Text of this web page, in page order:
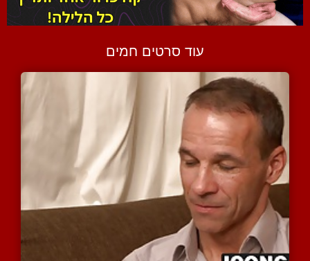
עוד סרטים חמים